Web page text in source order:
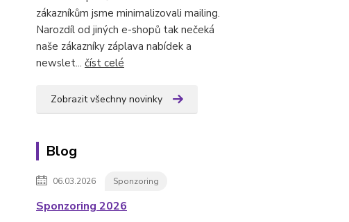
zákazníkům jsme minimalizovali mailing.
Narozdíl od jiných e-shopů tak nečeká
naše zákazníky záplava nabídek a
newslet... číst celé
Zobrazit všechny novinky
Blog
06.03.2026 Sponzoring
Sponzoring 2026